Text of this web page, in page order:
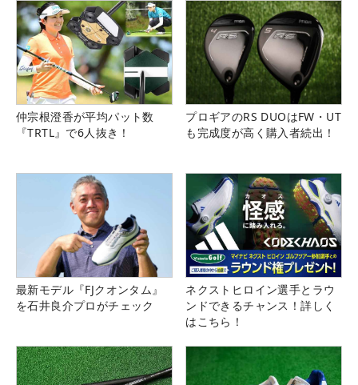
仲宗根澄香が平均パット数
『TRTL』で6人抜き！
プロギアのRS DUOはFW・UT
も完成度が高く購入者続出！
最新モデル『FJクオンタム』
を石井良介プロがチェック
ネクストヒロイン選手とラウ
ンドできるチャンス！詳しく
はこちら！